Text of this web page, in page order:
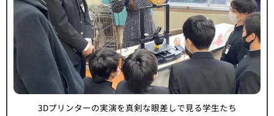
3Dプリンターの実演を真剣な眼差しで見る学生たち